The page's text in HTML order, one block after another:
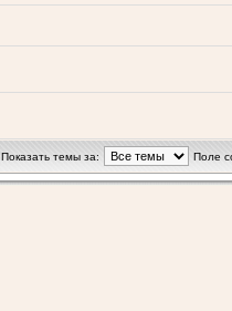
Показать темы за: Поле